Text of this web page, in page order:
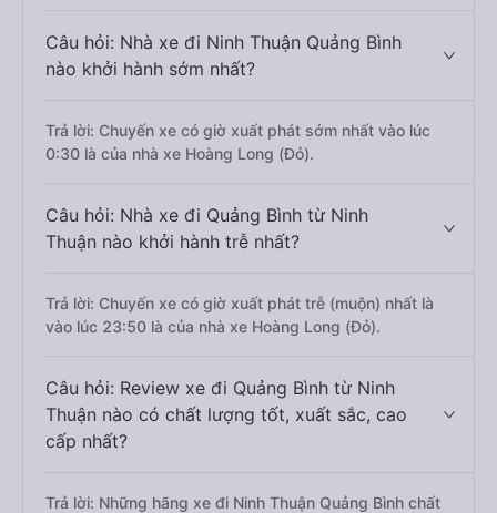
Câu hỏi: Nhà xe đi Ninh Thuận Quảng Bình
nào khởi hành sớm nhất?
Trả lời: Chuyến xe có giờ xuất phát sớm nhất vào lúc
0:30 là của nhà xe Hoàng Long (Đỏ).
Câu hỏi: Nhà xe đi Quảng Bình từ Ninh
Thuận nào khởi hành trễ nhất?
Trả lời: Chuyến xe có giờ xuất phát trễ (muộn) nhất là
vào lúc 23:50 là của nhà xe Hoàng Long (Đỏ).
Câu hỏi: Review xe đi Quảng Bình từ Ninh
Thuận nào có chất lượng tốt, xuất sắc, cao
cấp nhất?
Trả lời: Những hãng xe đi Ninh Thuận Quảng Bình chất